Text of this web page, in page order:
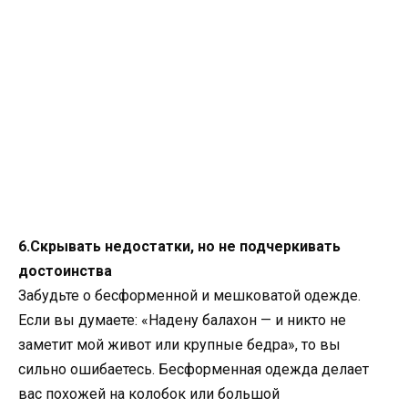
6.Скрывать недостатки, но не подчеркивать
достоинства
Забудьте о бесформенной и мешковатой одежде.
Если вы думаете: «Надену балахон — и никто не
заметит мой живот или крупные бедра», то вы
сильно ошибаетесь. Бесформенная одежда делает
вас похожей на колобок или большой